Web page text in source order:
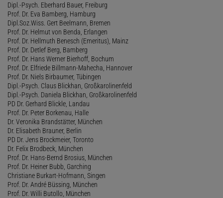
Dipl.-Psych. Eberhard Bauer, Freiburg
Prof. Dr. Eva Bamberg, Hamburg
Dipl.Soz.Wiss. Gert Beelmann, Bremen
Prof. Dr. Helmut von Benda, Erlangen
Prof. Dr. Hellmuth Benesch (Emeritus), Mainz
Prof. Dr. Detlef Berg, Bamberg
Prof. Dr. Hans Werner Bierhoff, Bochum
Prof. Dr. Elfriede Billmann-Mahecha, Hannover
Prof. Dr. Niels Birbaumer, Tübingen
Dipl.-Psych. Claus Blickhan, Großkarolinenfeld
Dipl.-Psych. Daniela Blickhan, Großkarolinenfeld
PD Dr. Gerhard Blickle, Landau
Prof. Dr. Peter Borkenau, Halle
Dr. Veronika Brandstätter, München
Dr. Elisabeth Brauner, Berlin
PD Dr. Jens Brockmeier, Toronto
Dr. Felix Brodbeck, München
Prof. Dr. Hans-Bernd Brosius, München
Prof. Dr. Heiner Bubb, Garching
Christiane Burkart-Hofmann, Singen
Prof. Dr. André Büssing, München
Prof. Dr. Willi Butollo, München